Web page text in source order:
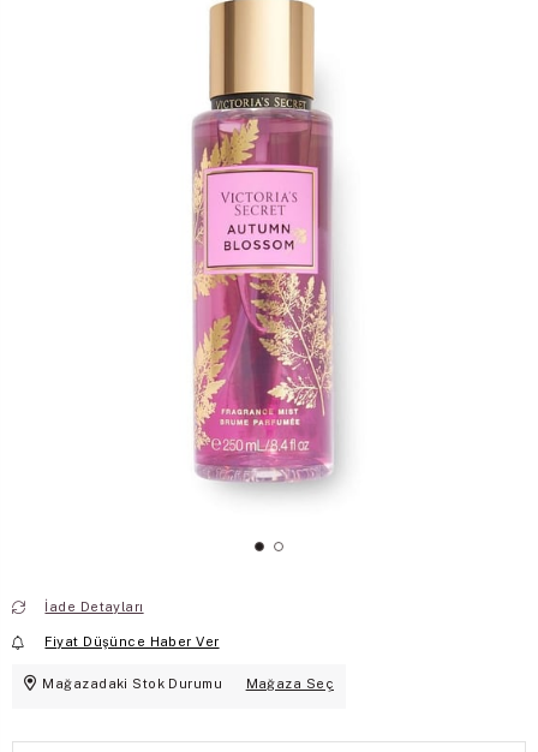
İade Detayları
Fiyat Düşünce Haber Ver
Mağazadaki Stok Durumu Mağaza Seç